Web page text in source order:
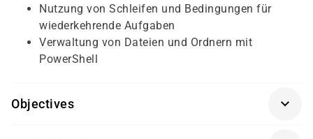
Nutzung von Schleifen und Bedingungen für
wiederkehrende Aufgaben
Verwaltung von Dateien und Ordnern mit
PowerShell
Objectives